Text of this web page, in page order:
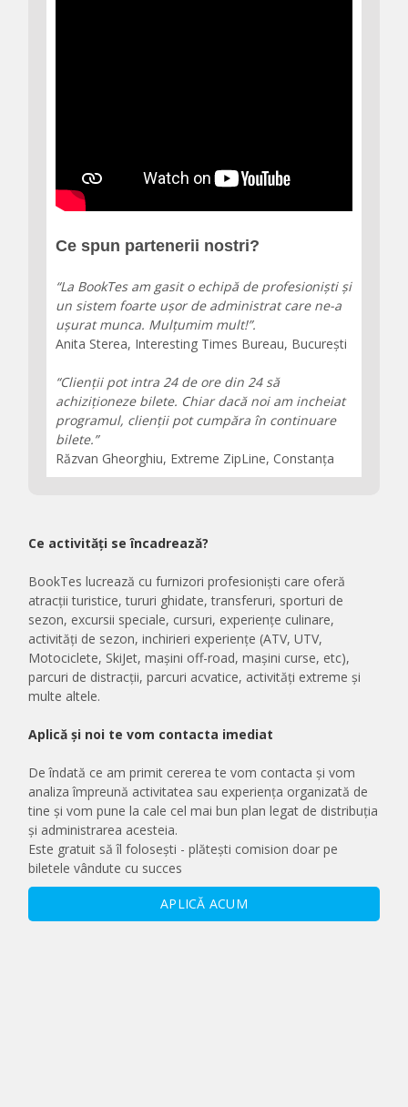
Ce spun partenerii nostri?
“La BookTes am gasit o echipă de profesioniști și
un sistem foarte ușor de administrat care ne-a
ușurat munca. Mulțumim mult!”.
Anita Sterea, Interesting Times Bureau, București
“Clienții pot intra 24 de ore din 24 să
achiziționeze bilete. Chiar dacă noi am incheiat
programul, clienții pot cumpăra în continuare
bilete.”
Răzvan Gheorghiu, Extreme ZipLine, Constanța
Ce activități se încadrează?
BookTes lucrează cu furnizori profesioniști care oferă
atracții turistice, tururi ghidate, transferuri, sporturi de
sezon, excursii speciale, cursuri, experiențe culinare,
activități de sezon, inchirieri experiențe (ATV, UTV,
Motociclete, SkiJet, mașini off-road, mașini curse, etc),
parcuri de distracții, parcuri acvatice, activități extreme și
multe altele.
Aplică și noi te vom contacta imediat
De îndată ce am primit cererea te vom contacta și vom
analiza împreună activitatea sau experiența organizată de
tine și vom pune la cale cel mai bun plan legat de distribuția
și administrarea acesteia.
Este gratuit să îl folosești - plătești comision doar pe
biletele vândute cu succes
APLICĂ ACUM